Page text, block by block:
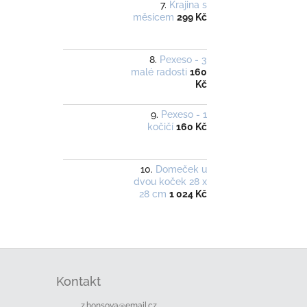
Krajina s
měsícem 299 Kč
Pexeso - 3
malé radosti 160
Kč
Pexeso - 1
kočičí 160 Kč
Domeček u
dvou koček 28 x
28 cm 1 024 Kč
Kontakt